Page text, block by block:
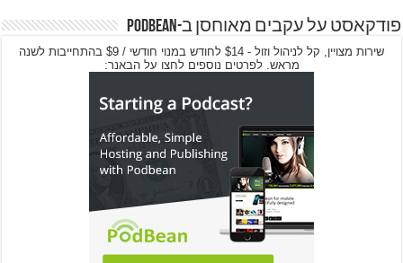
פודקאסט על עקבים מאוחסן ב-PodBean
שירות מצויין, קל לניהול וזול - $14 לחודש במנוי חודשי / $9 בהתחייבות לשנה
מראש. לפרטים נוספים לחצו על הבאנר: